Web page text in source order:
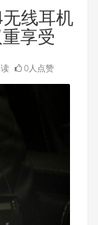
线耳机
享受
0人点赞